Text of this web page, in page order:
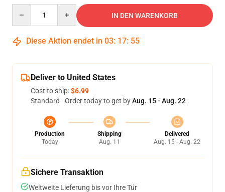
IN DEN WARENKORB
Diese Aktion endet in 03: 17: 54
Deliver to United States
Cost to ship:$6.99
Standard - Order today to get byAug. 15 - Aug. 22
Production
Today
Shipping
Aug. 11
Delivered
Aug. 15 - Aug. 22
Sichere Transaktion
Weltweite Lieferung bis vor Ihre Tür